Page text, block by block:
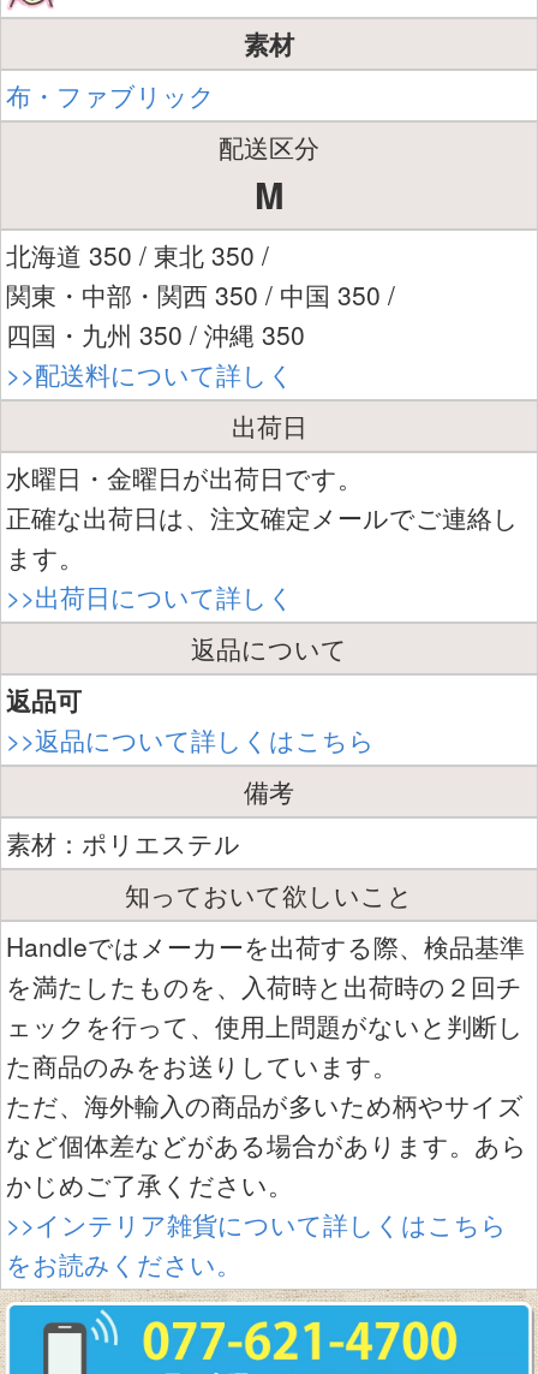
素材
布・ファブリック
配送区分
M
北海道 350 / 東北 350 /
関東・中部・関西 350 / 中国 350 /
四国・九州 350 / 沖縄 350
>>配送料について詳しく
出荷日
水曜日・金曜日が出荷日です。
正確な出荷日は、注文確定メールでご連絡し
ます。
>>出荷日について詳しく
返品について
返品可
>>返品について詳しくはこちら
備考
素材：ポリエステル
知っておいて欲しいこと
Handleではメーカーを出荷する際、検品基準
を満たしたものを、入荷時と出荷時の２回チ
ェックを行って、使用上問題がないと判断し
た商品のみをお送りしています。
ただ、海外輸入の商品が多いため柄やサイズ
など個体差などがある場合があります。あら
かじめご了承ください。
>>インテリア雑貨について詳しくはこちら
をお読みください。